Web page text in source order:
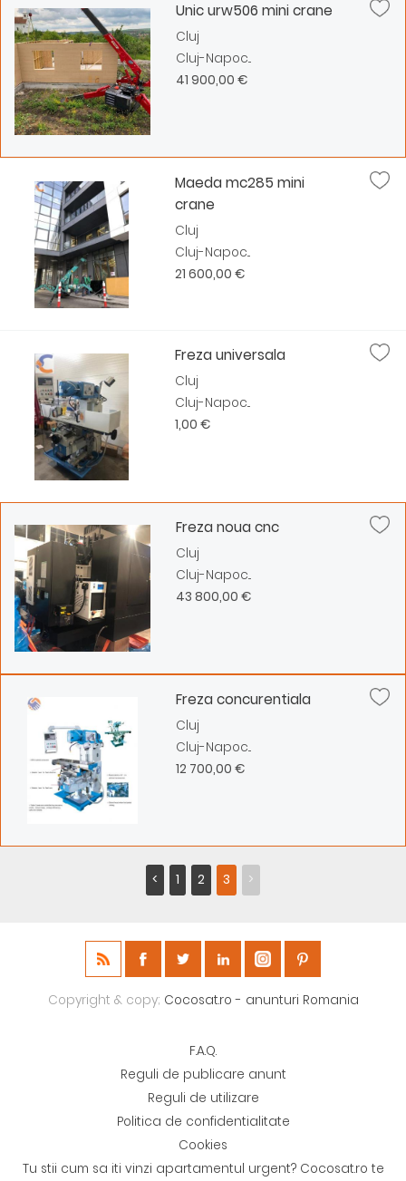
Unic urw506 mini crane
Cluj
Cluj-Napoc...
41 900,00 €
Maeda mc285 mini
crane
Cluj
Cluj-Napoc...
21 600,00 €
Freza universala
Cluj
Cluj-Napoc...
1,00 €
Freza noua cnc
Cluj
Cluj-Napoc...
43 800,00 €
Freza concurentiala
Cluj
Cluj-Napoc...
12 700,00 €
< 1 2 3 >
Copyright & copy; Cocosat.ro - anunturi Romania
F.A.Q.
Reguli de publicare anunt
Reguli de utilizare
Politica de confidentialitate
Cookies
Tu stii cum sa iti vinzi apartamentul urgent? Cocosat.ro te